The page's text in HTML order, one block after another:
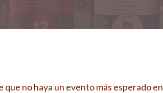
que no haya un evento más esperado